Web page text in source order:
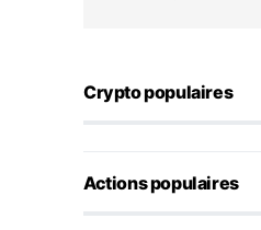
Crypto populaires
Actions populaires